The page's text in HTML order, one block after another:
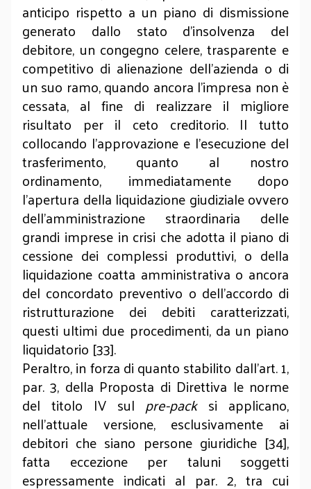
anticipo rispetto a un piano di dismissione
generato dallo stato d’insolvenza del
debitore, un congegno celere, trasparente e
competitivo di alienazione dell’azienda o di
un suo ramo, quando ancora l’impresa non è
cessata, al fine di realizzare il migliore
risultato per il ceto creditorio. Il tutto
collocando l’approvazione e l’esecuzione del
trasferimento, quanto al nostro
ordinamento, immediatamente dopo
l’apertura della liquidazione giudiziale ovvero
dell’amministrazione straordinaria delle
grandi imprese in crisi che adotta il piano di
cessione dei complessi produttivi, o della
liquidazione coatta amministrativa o ancora
del concordato preventivo o dell’accordo di
ristrutturazione dei debiti caratterizzati,
questi ultimi due procedimenti, da un piano
liquidatorio [33].
Peraltro, in forza di quanto stabilito dall’art. 1,
par. 3, della Proposta di Direttiva le norme
del titolo IV sul pre-packsi applicano,
nell’attuale versione, esclusivamente ai
debitori che siano persone giuridiche [34],
fatta eccezione per taluni soggetti
espressamente indicati al par. 2, tra cui